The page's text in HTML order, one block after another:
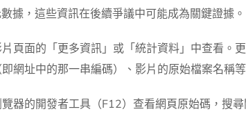
據，這些資訊在後續爭議中可能成為關鍵證據。
頁面的「更多資訊」或「統計資料」中查看。
網址中的那一串編碼）、影片的原始檔案名稱等
器的開發者工具（F12）查看網頁原始碼，搜